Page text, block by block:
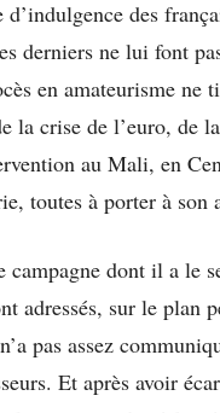
d’indulgence des
derniers ne lui font
en amateurisme ne
la crise de l’euro, de
au Mali, en
toutes à porter à son
campagne dont il a le
adressés, sur le plan
pas assez
Et après avoir